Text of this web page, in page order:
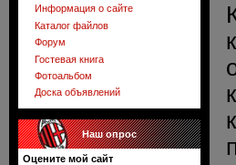
Информация о сайте
Каталог файлов
Форум
Гостевая книга
Фотоальбом
Доска объявлений
Наш опрос
Оцените мой сайт